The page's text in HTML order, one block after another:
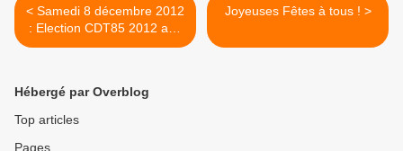
< Samedi 8 décembre 2012
: Election CDT85 2012 aux
Sables
Joyeuses Fêtes à tous ! >
Hébergé par Overblog
Top articles
Pages